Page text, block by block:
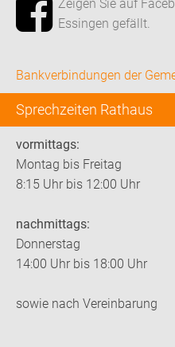
Zeigen Sie auf
Essingen gefällt.
Bankverbindungen der
Sprechzeiten Rathaus
vormittags:
Montag bis Freitag
8:15 Uhr bis 12:00 Uhr
nachmittags:
Donnerstag
14:00 Uhr bis 18:00 Uhr
sowie nach Vereinbarung